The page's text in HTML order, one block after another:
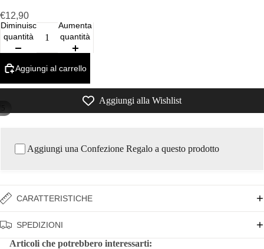
5
€12,90
Diminuisci
quantità
Aumenta
quantità
Aggiungi al carrello
Aggiungi alla Wishlist
Aggiungi una Confezione Regalo a questo prodotto
CARATTERISTICHE
SPEDIZIONI
Articoli che potrebbero interessarti: